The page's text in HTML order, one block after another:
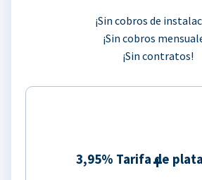
¡Sin cobros de
¡Sin cobros
¡Sin contratos!
3,95% Tarifa de